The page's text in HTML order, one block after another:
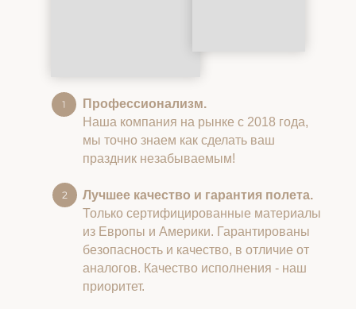
Профессионализм.
Наша компания на рынке с 2018 года,
мы точно знаем как сделать ваш
праздник незабываемым!
Лучшее качество и гарантия полета.
Только сертифицированные материалы
из Европы и Америки. Гарантированы
безопасность и качество, в отличие от
аналогов. Качество исполнения - наш
приоритет.